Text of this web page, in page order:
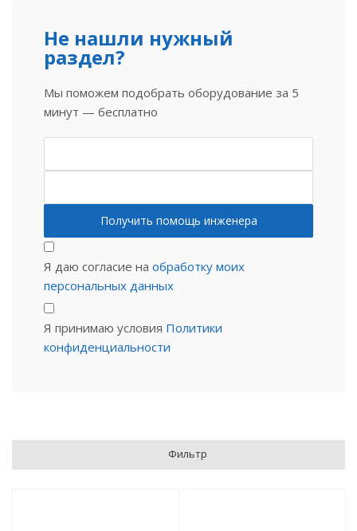
Не нашли нужный
раздел?
Мы поможем подобрать оборудование за 5
минут — бесплатно
Я даю согласие на обработку моих
персональных данных
Я принимаю условия Политики
конфиденциальности
Фильтр